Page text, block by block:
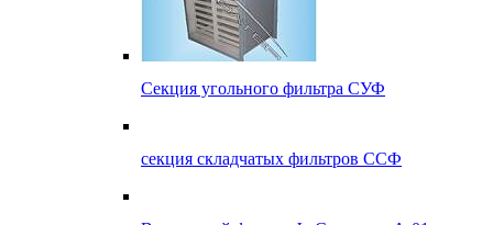
Секция угольного фильтра СУФ
секция складчатых фильтров ССФ